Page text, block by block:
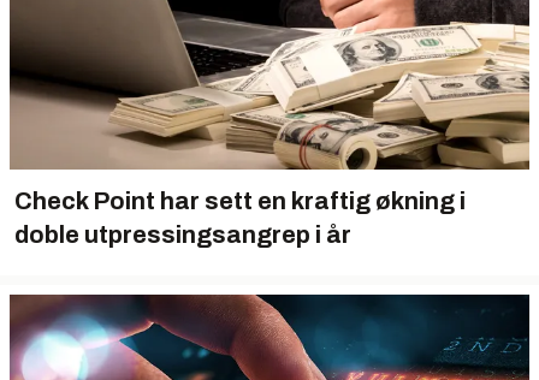
Check Point har sett en kraftig økning i
doble utpressingsangrep i år